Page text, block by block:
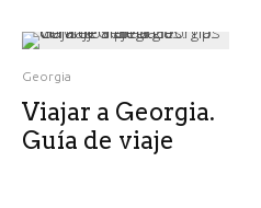
Georgia
Viajar a Georgia.
Guía de viaje